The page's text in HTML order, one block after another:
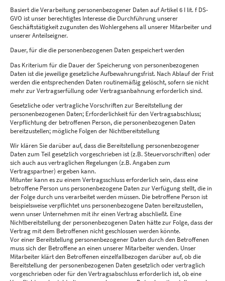
Basiert die Verarbeitung personenbezogener Daten auf Artikel 6 I lit. f DS-
GVO ist unser berechtigtes Interesse die Durchführung unserer
Geschäftstätigkeit zugunsten des Wohlergehens all unserer Mitarbeiter und
unserer Anteilseigner.
Dauer, für die die personenbezogenen Daten gespeichert werden
Das Kriterium für die Dauer der Speicherung von personenbezogenen
Daten ist die jeweilige gesetzliche Aufbewahrungsfrist. Nach Ablauf der Frist
werden die entsprechenden Daten routinemäßig gelöscht, sofern sie nicht
mehr zur Vertragserfüllung oder Vertragsanbahnung erforderlich sind.
Gesetzliche oder vertragliche Vorschriften zur Bereitstellung der
personenbezogenen Daten; Erforderlichkeit für den Vertragsabschluss;
Verpflichtung der betroffenen Person, die personenbezogenen Daten
bereitzustellen; mögliche Folgen der Nichtbereitstellung
Wir klären Sie darüber auf, dass die Bereitstellung personenbezogener
Daten zum Teil gesetzlich vorgeschrieben ist (z.B. Steuervorschriften) oder
sich auch aus vertraglichen Regelungen (z.B. Angaben zum
Vertragspartner) ergeben kann.
Mitunter kann es zu einem Vertragsschluss erforderlich sein, dass eine
betroffene Person uns personenbezogene Daten zur Verfügung stellt, die in
der Folge durch uns verarbeitet werden müssen. Die betroffene Person ist
beispielsweise verpflichtet uns personenbezogene Daten bereitzustellen,
wenn unser Unternehmen mit ihr einen Vertrag abschließt. Eine
Nichtbereitstellung der personenbezogenen Daten hätte zur Folge, dass der
Vertrag mit dem Betroffenen nicht geschlossen werden könnte.
Vor einer Bereitstellung personenbezogener Daten durch den Betroffenen
muss sich der Betroffene an einen unserer Mitarbeiter wenden. Unser
Mitarbeiter klärt den Betroffenen einzelfallbezogen darüber auf, ob die
Bereitstellung der personenbezogenen Daten gesetzlich oder vertraglich
vorgeschrieben oder für den Vertragsabschluss erforderlich ist, ob eine